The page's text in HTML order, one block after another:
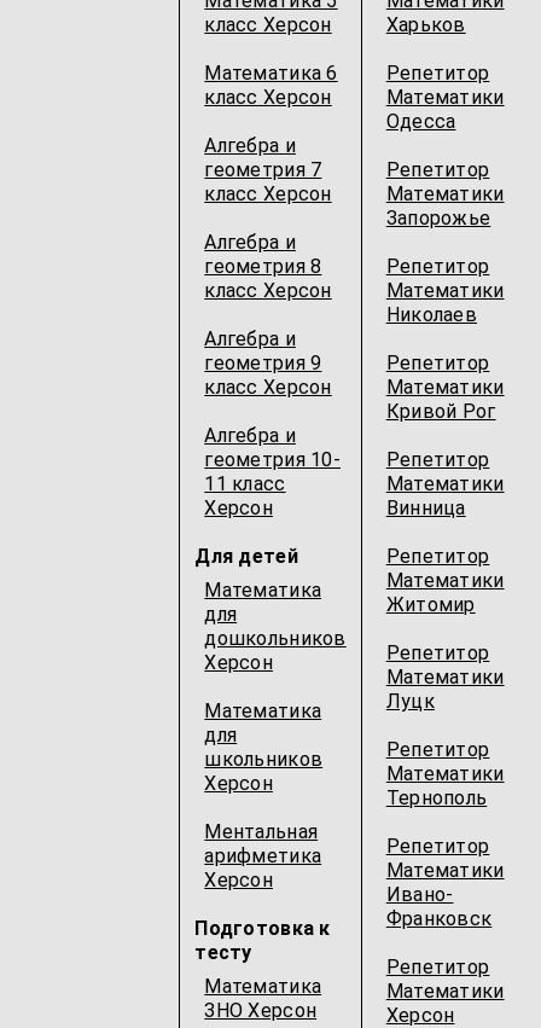
класс Херсон
Математика 6
класс Херсон
Алгебра и
геометрия 7
класс Херсон
Алгебра и
геометрия 8
класс Херсон
Алгебра и
геометрия 9
класс Херсон
Алгебра и
геометрия 10-
11 класс
Херсон
Для детей
Математика
для
дошкольников
Херсон
Математика
для
школьников
Херсон
Ментальная
арифметика
Херсон
Подготовка к
тесту
Математика
ЗНО Херсон
Харьков
Репетитор
Математики
Одесcа
Репетитор
Математики
Запорожье
Репетитор
Математики
Николаев
Репетитор
Математики
Кривой Рог
Репетитор
Математики
Винница
Репетитор
Математики
Житомир
Репетитор
Математики
Луцк
Репетитор
Математики
Тернополь
Репетитор
Математики
Ивано-
Франковск
Репетитор
Математики
Херсон